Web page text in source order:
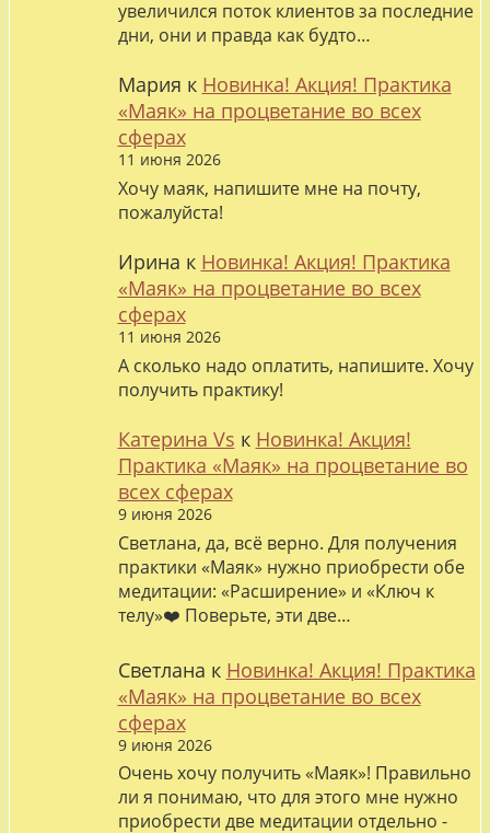
увеличился поток клиентов за последние
дни, они и правда как будто…
Мария к Новинка! Акция! Практика
«Маяк» на процветание во всех
сферах
11 июня 2026
Хочу маяк, напишите мне на почту,
пожалуйста!
Ирина к Новинка! Акция! Практика
«Маяк» на процветание во всех
сферах
11 июня 2026
А сколько надо оплатить, напишите. Хочу
получить практику!
Катерина Vs к Новинка! Акция!
Практика «Маяк» на процветание во
всех сферах
9 июня 2026
Светлана, да, всё верно. Для получения
практики «Маяк» нужно приобрести обе
медитации: «Расширение» и «Ключ к
телу»❤️ Поверьте, эти две…
Светлана к Новинка! Акция! Практика
«Маяк» на процветание во всех
сферах
9 июня 2026
Очень хочу получить «Маяк»! Правильно
ли я понимаю, что для этого мне нужно
приобрести две медитации отдельно -